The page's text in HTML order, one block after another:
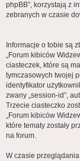
phpBB”, korzystają z
zebranych w czasie
Informacje o tobie są
„Forum kibiców
ciasteczek, które są
tymczasowych twojej
identyfikator
zwany „session-id”,
Trzecie ciasteczko
„Forum kibiców
które tematy zostały
na forum.
W czasie